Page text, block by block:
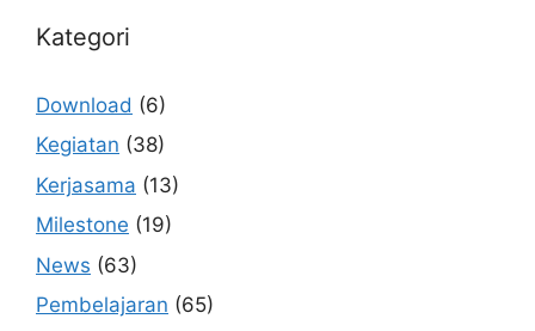
Kategori
Download (6)
Kegiatan (38)
Kerjasama (13)
Milestone (19)
News (63)
Pembelajaran (65)